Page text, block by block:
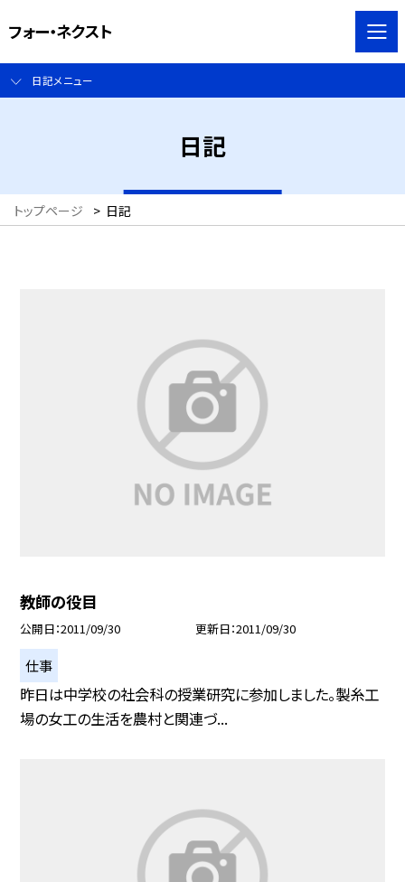
フォー・ネクスト
日記メニュー
日記
トップページ > 日記
教師の役目
公開日 2011/09/30 更新日 2011/09/30
仕事
昨日は中学校の社会科の授業研究に参加しました。製糸工
場の女工の生活を農村と関連づ...